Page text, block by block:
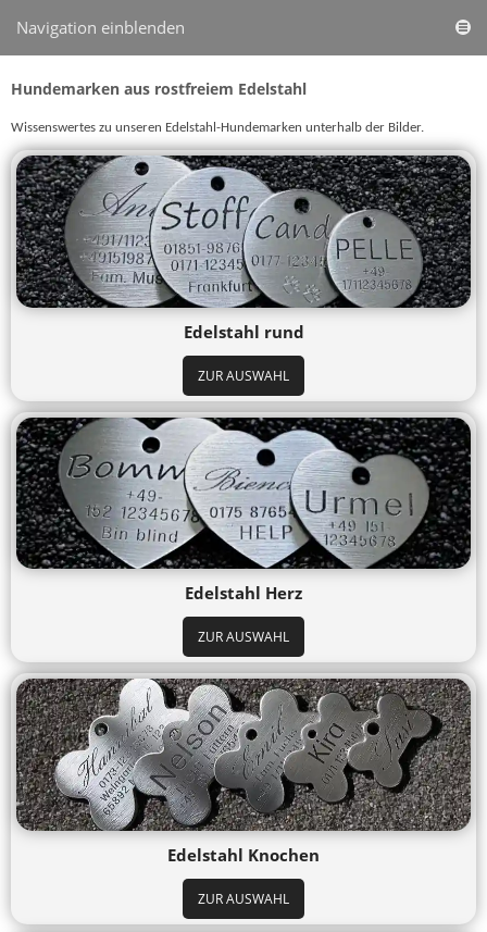
Navigation einblenden
Hundemarken aus rostfreiem Edelstahl
Wissenswertes zu unseren Edelstahl-Hundemarken unterhalb der Bilder.
Edelstahl rund
ZUR AUSWAHL
Edelstahl Herz
ZUR AUSWAHL
Edelstahl Knochen
ZUR AUSWAHL